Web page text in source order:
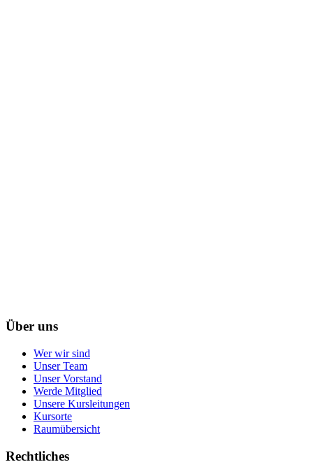
Über uns
Wer wir sind
Unser Team
Unser Vorstand
Werde Mitglied
Unsere Kursleitungen
Kursorte
Raumübersicht
Rechtliches